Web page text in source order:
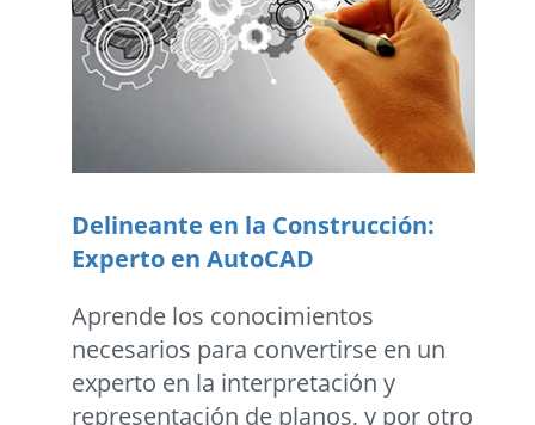
Delineante en la Construcción:
Experto en AutoCAD
Aprende los conocimientos
necesarios para convertirse en un
experto en la interpretación y
representación de planos, y por otro